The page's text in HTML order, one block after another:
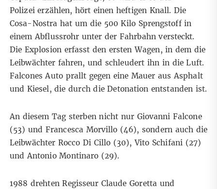
Polizei erzählen, hört einen heftigen Knall. Die
Cosa-Nostra hat um die 500 Kilo Sprengstoff in
einem Abflussrohr unter der Fahrbahn versteckt.
Die Explosion erfasst den ersten Wagen, in dem die
Leibwächter fahren, und schleudert ihn in die Luft.
Falcones Auto prallt gegen eine Mauer aus Asphalt
und Kiesel, die durch die Detonation entstanden ist.
An diesem Tag sterben nicht nur Giovanni Falcone
(53) und Francesca Morvillo (46), sondern auch die
Leibwächter Rocco Di Cillo (30), Vito Schifani (27)
und AntonioMontinaro (29).
1988 drehten Regisseur Claude Goretta und